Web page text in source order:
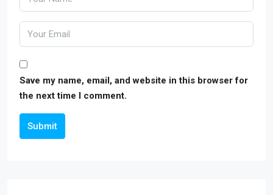
Save my name, email, and website in this browser for
the next time I comment.
Submit